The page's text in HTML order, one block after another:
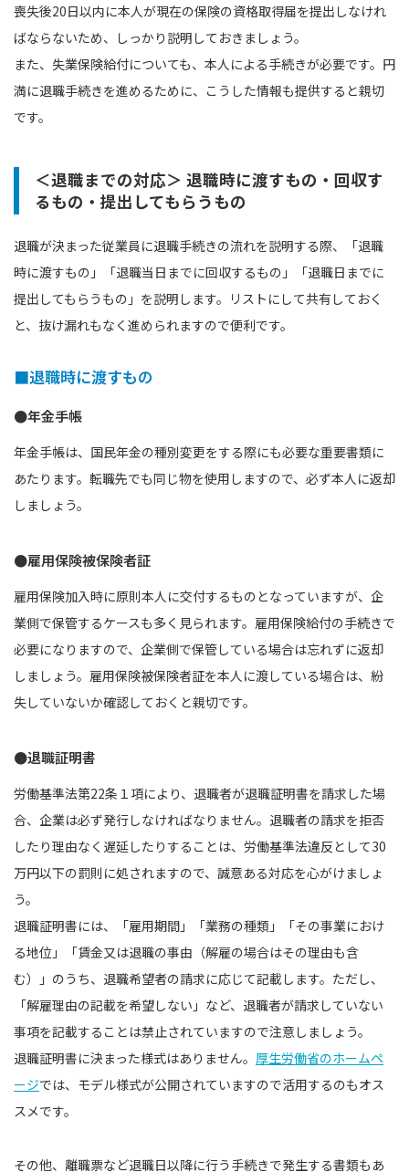
喪失後20日以内に本人が現在の保険の資格取得届を提出しなけれ
ばならないため、しっかり説明しておきましょう。
また、失業保険給付についても、本人による手続きが必要です。円
満に退職手続きを進めるために、こうした情報も提供すると親切
です。
＜退職までの対応＞ 退職時に渡すもの・回収す
るもの・提出してもらうもの
退職が決まった従業員に退職手続きの流れを説明する際、「退職
時に渡すもの」「退職当日までに回収するもの」「退職日までに
提出してもらうもの」を説明します。リストにして共有しておく
と、抜け漏れもなく進められますので便利です。
■退職時に渡すもの
●年金手帳
年金手帳は、国民年金の種別変更をする際にも必要な重要書類に
あたります。転職先でも同じ物を使用しますので、必ず本人に返却
しましょう。
●雇用保険被保険者証
雇用保険加入時に原則本人に交付するものとなっていますが、企
業側で保管するケースも多く見られます。雇用保険給付の手続きで
必要になりますので、企業側で保管している場合は忘れずに返却
しましょう。雇用保険被保険者証を本人に渡している場合は、紛
失していないか確認しておくと親切です。
●退職証明書
労働基準法第22条１項により、退職者が退職証明書を請求した場
合、企業は必ず発行しなければなりません。退職者の請求を拒否
したり理由なく遅延したりすることは、労働基準法違反として30
万円以下の罰則に処されますので、誠意ある対応を心がけましょ
う。
退職証明書には、「雇用期間」「業務の種類」「その事業におけ
る地位」「賃金又は退職の事由（解雇の場合はその理由も含
む）」のうち、退職希望者の請求に応じて記載します。ただし、
「解雇理由の記載を希望しない」など、退職者が請求していない
事項を記載することは禁止されていますので注意しましょう。
退職証明書に決まった様式はありません。 厚生労働省のホームペ
ージでは、モデル様式が公開されていますので活用するのもオス
スメです。
その他、離職票など退職日以降に行う手続きで発生する書類もあ